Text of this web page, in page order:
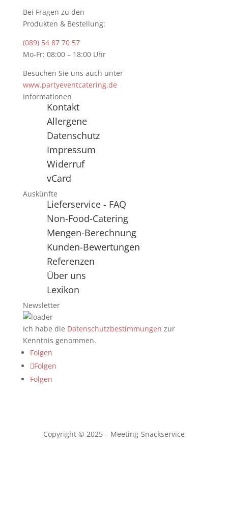
Bei Fragen zu den
Produkten & Bestellung:
(089) 54 87 70 57
Mo-Fr: 08:00 – 18:00 Uhr
Besuchen Sie uns auch unter
www.partyeventcatering.de
Informationen
Kontakt
Allergene
Datenschutz
Impressum
Widerruf
vCard
Auskünfte
Lieferservice - FAQ
Non-Food-Catering
Mengen-Berechnung
Kunden-Bewertungen
Referenzen
Über uns
Lexikon
Newsletter
Ich habe die Datenschutzbestimmungen zur
Kenntnis genommen.
Folgen
Folgen
Folgen
Copyright © 2025 – Meeting-Snackservice